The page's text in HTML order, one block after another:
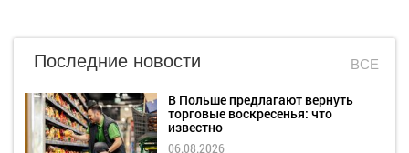
Последние новости ВСЕ
В Польше предлагают вернуть
торговые воскресенья: что
известно
06.08.2026